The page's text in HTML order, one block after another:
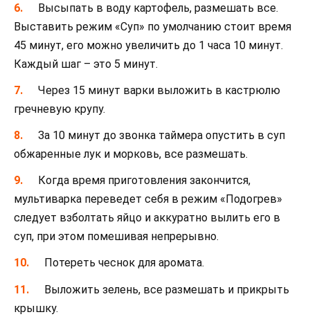
Высыпать в воду картофель, размешать все.
Выставить режим «Суп» по умолчанию стоит время
45 минут, его можно увеличить до 1 часа 10 минут.
Каждый шаг – это 5 минут.
Через 15 минут варки выложить в кастрюлю
гречневую крупу.
За 10 минут до звонка таймера опустить в суп
обжаренные лук и морковь, все размешать.
Когда время приготовления закончится,
мультиварка переведет себя в режим «Подогрев»
следует взболтать яйцо и аккуратно вылить его в
суп, при этом помешивая непрерывно.
Потереть чеснок для аромата.
Выложить зелень, все размешать и прикрыть
крышку.